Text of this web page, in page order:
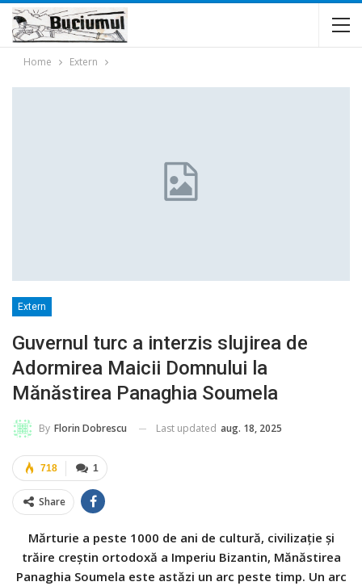
Home Extern
Extern
Guvernul turc a interzis slujirea de
Adormirea Maicii Domnului la
Mănăstirea Panaghia Soumela
By Florin Dobrescu Last updated aug. 18, 2025
1
718
Share
Mărturie a peste 1000 de ani de cultură, civilizaţie şi
trăire creştin ortodoxă a Imperiu Bizantin, Mănăstirea
Panaghia Soumela este astăzi un arc peste timp. Un arc